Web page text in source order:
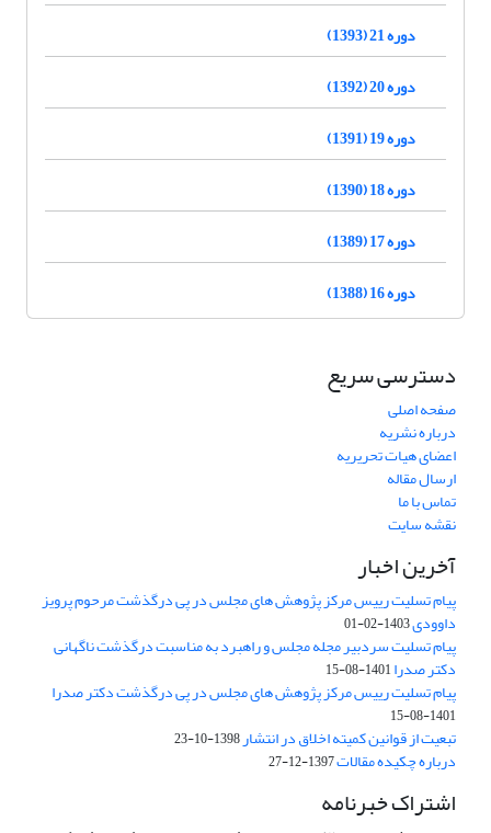
دوره 21 (1393)
دوره 20 (1392)
دوره 19 (1391)
دوره 18 (1390)
دوره 17 (1389)
دوره 16 (1388)
دسترسی سریع
صفحه اصلی
درباره نشریه
اعضای هیات تحریریه
ارسال مقاله
تماس با ما
نقشه سایت
آخرین اخبار
پیام تسلیت رییس مرکز پژوهش های مجلس در پی درگذشت مرحوم پرویز
داوودی1403-02-01
پیام تسلیت سردبیر مجله مجلس و راهبرد به مناسبت درگذشت ناگهانی
دکتر صدرا1401-08-15
پیام تسلیت رییس مرکز پژوهش های مجلس در پی درگذشت دکتر صدرا
1401-08-15
تبعیت از قوانین کمیته اخلاق در انتشار1398-10-23
درباره چکیده مقالات1397-12-27
اشتراک خبرنامه